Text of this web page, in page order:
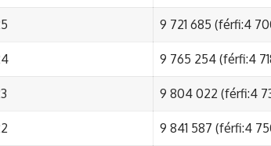
9 721 685 (férfi:4
9 765 254 (férfi:4
9 804 022 (férfi:4
9 841 587 (férfi:4